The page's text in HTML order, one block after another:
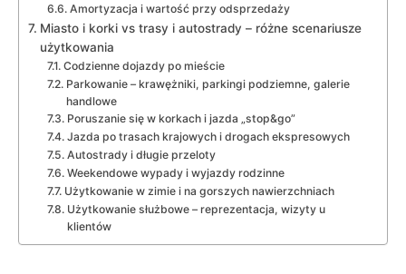
Amortyzacja i wartość przy odsprzedaży
Miasto i korki vs trasy i autostrady – różne scenariusze
użytkowania
Codzienne dojazdy po mieście
Parkowanie – krawężniki, parkingi podziemne, galerie
handlowe
Poruszanie się w korkach i jazda „stop&go”
Jazda po trasach krajowych i drogach ekspresowych
Autostrady i długie przeloty
Weekendowe wypady i wyjazdy rodzinne
Użytkowanie w zimie i na gorszych nawierzchniach
Użytkowanie służbowe – reprezentacja, wizyty u
klientów